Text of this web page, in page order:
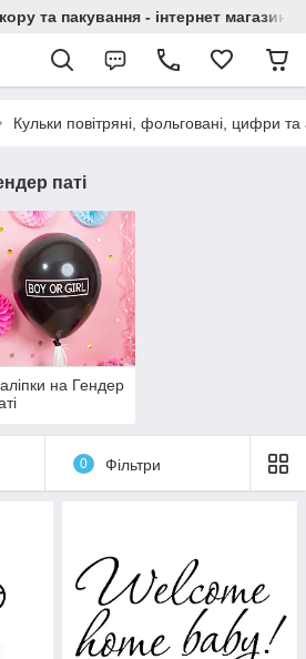
та пакування - інтернет магазин
Кульки повітряні, фольговані, цифри
паті
на Гендер
0 Фільтри